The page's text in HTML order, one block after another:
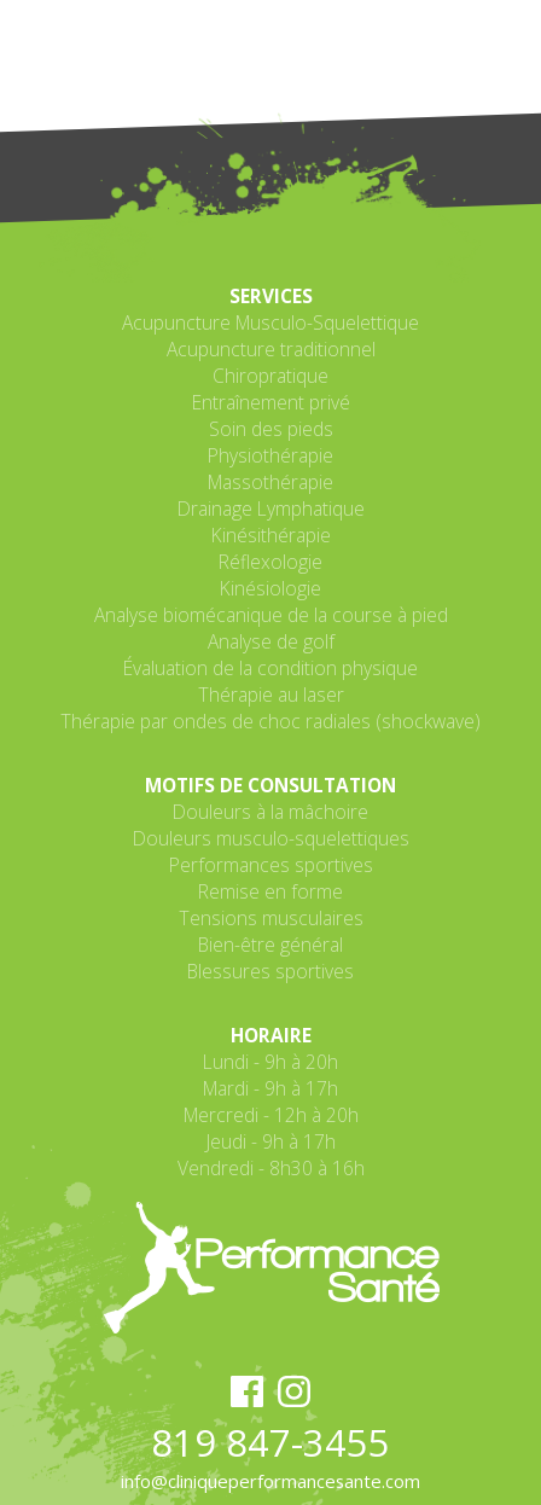
SERVICES
Acupuncture Musculo-Squelettique
Acupuncture traditionnel
Chiropratique
Entraînement privé
Soin des pieds
Physiothérapie
Massothérapie
Drainage Lymphatique
Kinésithérapie
Réflexologie
Kinésiologie
Analyse biomécanique de la course à pied
Analyse de golf
Évaluation de la condition physique
Thérapie au laser
Thérapie par ondes de choc radiales (shockwave)
MOTIFS DE CONSULTATION
Douleurs à la mâchoire
Douleurs musculo-squelettiques
Performances sportives
Remise en forme
Tensions musculaires
Bien-être général
Blessures sportives
HORAIRE
Lundi - 9h à 20h
Mardi - 9h à 17h
Mercredi - 12h à 20h
Jeudi - 9h à 17h
Vendredi - 8h30 à 16h
819 847-3455
info@cliniqueperformancesante.com